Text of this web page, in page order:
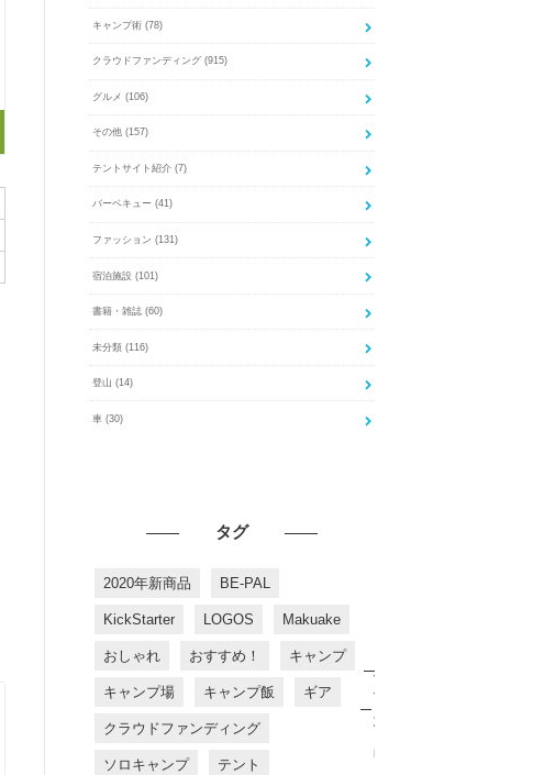
キャンプ術 (78)
クラウドファンディング (915)
グルメ (106)
その他 (157)
テントサイト紹介 (7)
バーベキュー (41)
ファッション (131)
宿泊施設 (101)
書籍・雑誌 (60)
未分類 (116)
登山 (14)
車 (30)
タグ
2020年新商品 BE-PAL
KickStarter LOGOS Makuake
おしゃれ おすすめ！ キャンプ
キャンプ場 キャンプ飯 ギア
クラウドファンディング
ソロキャンプ テント
す
す
め
商
品